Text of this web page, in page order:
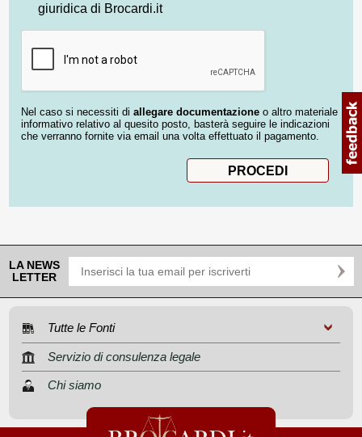
giuridica di Brocardi.it
Nel caso si necessiti di allegare documentazione o altro materiale
informativo relativo al quesito posto, basterà seguire le indicazioni
che verranno fornite via email una volta effettuato il pagamento.
LA NEWS
LETTER
Tutte le Fonti
Servizio di consulenza legale
Chi siamo